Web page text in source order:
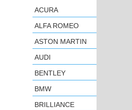
ACURA
ALFA ROMEO
ASTON MARTIN
AUDI
BENTLEY
BMW
BRILLIANCE